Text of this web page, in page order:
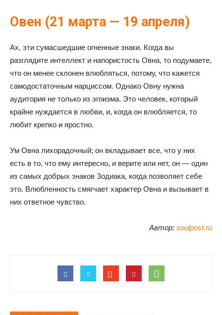
Овен (21 марта — 19 апреля)
Ах, эти сумасшедшие огненные знаки. Когда вы
разглядите интеллект и напористость Овна, то подумаете,
что он менее склонен влюбляться, потому, что кажется
самодостаточным нарциссом. Однако Овну нужна
аудитория не только из эгоизма. Это человек, который
крайне нуждается в любви, и, когда он влюбляется, то
любит крепко и яростно.
Ум Овна лихорадочный; он вкладывает все, что у них
есть в то, что ему интересно, и верите или нет, он — один
из самых добрых знаков Зодиака, когда позволяет себе
это. Влюбленность смягчает характер Овна и вызывает в
них ответное чувство.
Автор: soulpost.ru